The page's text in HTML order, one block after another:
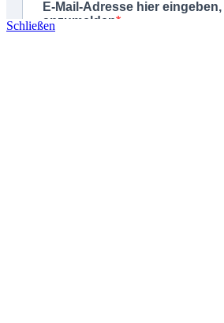
Schließen